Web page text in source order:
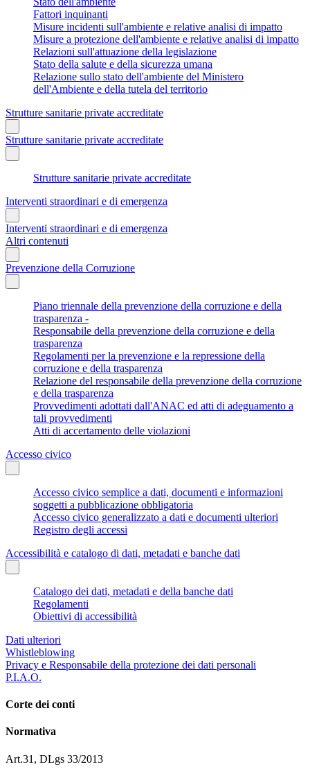
Fattori inquinanti
Misure incidenti sull'ambiente e relative analisi di impatto
Misure a protezione dell'ambiente e relative analisi di impatto
Relazioni sull'attuazione della legislazione
Stato della salute e della sicurezza umana
Relazione sullo stato dell'ambiente del Ministero
dell'Ambiente e della tutela del territorio
Strutture sanitarie private accreditate
Strutture sanitarie private accreditate
Strutture sanitarie private accreditate
Interventi straordinari e di emergenza
Interventi straordinari e di emergenza
Altri contenuti
Prevenzione della Corruzione
Piano triennale della prevenzione della corruzione e della
trasparenza -
Responsabile della prevenzione della corruzione e della
trasparenza
Regolamenti per la prevenzione e la repressione della
corruzione e della trasparenza
Relazione del responsabile della prevenzione della corruzione
e della trasparenza
Provvedimenti adottati dall'ANAC ed atti di adeguamento a
tali provvedimenti
Atti di accertamento delle violazioni
Accesso civico
Accesso civico semplice a dati, documenti e informazioni
soggetti a pubblicazione obbligatoria
Accesso civico generalizzato a dati e documenti ulteriori
Registro degli accessi
Accessibilità e catalogo di dati, metadati e banche dati
Catalogo dei dati, metadati e della banche dati
Regolamenti
Obiettivi di accessibilità
Dati ulteriori
Whistleblowing
Privacy e Responsabile della protezione dei dati personali
P.I.A.O.
Corte dei conti
Normativa
Art.31, DLgs 33/2013